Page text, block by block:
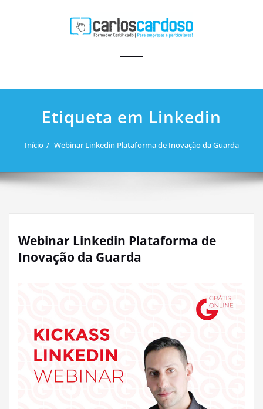
ALTERNAR A NAVEGAÇÃO
Etiqueta em Linkedin
Início Webinar Linkedin Plataforma de Inovação da Guarda
Webinar Linkedin Plataforma de
Inovação da Guarda